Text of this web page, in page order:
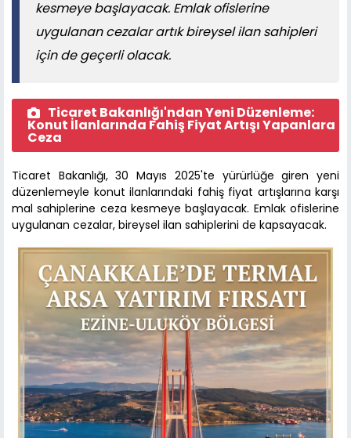
kesmeye başlayacak. Emlak ofislerine
uygulanan cezalar artık bireysel ilan sahipleri
için de geçerli olacak.
Ticaret Bakanlığı'ndan Yeni Düzenleme:
Konut İlanlarında Fahiş Fiyat Artışı Yapanlara
Ceza
Ticaret Bakanlığı, 30 Mayıs 2025'te yürürlüğe giren yeni
düzenlemeyle konut ilanlarındaki fahiş fiyat artışlarına karşı
mal sahiplerine ceza kesmeye başlayacak. Emlak ofislerine
uygulanan cezalar, bireysel ilan sahiplerini de kapsayacak.